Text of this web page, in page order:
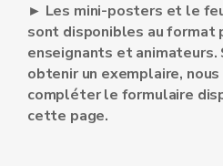
► Les mini-posters et le
sont disponibles au format
enseignants et animateurs.
obtenir un exemplaire,
compléter le formulaire
cette page.